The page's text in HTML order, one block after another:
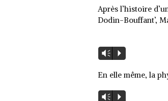
Après l’histoire
Dodin-Bouffant’,
Lecteur
audio
Vm P
En elle même, la
Lecteur
Vm P